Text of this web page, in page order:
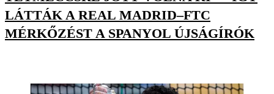
LÁTTÁK A REAL MADRID–FTC
MÉRKŐZÉST A SPANYOL ÚJSÁGÍRÓK